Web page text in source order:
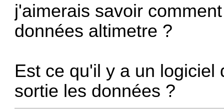
j'aimerais savoir
données altimetre ?
Est ce qu'il y a un
sortie les données ?